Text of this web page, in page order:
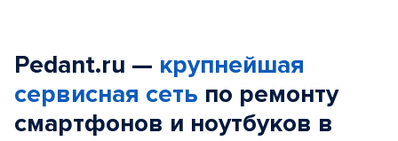
Pedant.ru — крупнейшая
сервисная сеть по ремонту
смартфонов и ноутбуков в